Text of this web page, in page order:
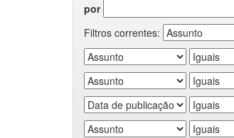
por
Filtros correntes: